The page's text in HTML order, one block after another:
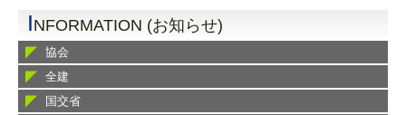
INFORMATION (お知らせ)
協会
全建
国交省